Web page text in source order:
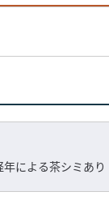
による茶シミあり